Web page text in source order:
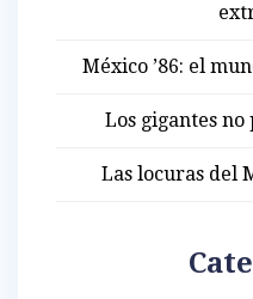
México ’86: el
Los gigantes no
Las locuras del